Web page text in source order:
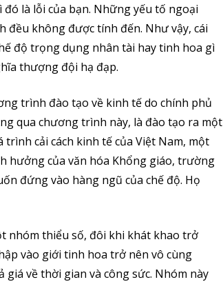
là lỗi của bạn. Những yếu tố ngoại
đều không được tính đến. Như vậy, cái
độ trọng dụng nhân tài hay tinh hoa gì
thượng đội hạ đạp.
trình đào tạo về kinh tế do chính phủ
qua chương trình này, là đào tạo ra một
cải cách kinh tế của Việt Nam, một
hưởng của văn hóa Khổng giáo, trường
đứng vào hàng ngũ của chế độ. Họ
nhóm thiểu số, đôi khi khát khao trở
vào giới tinh hoa trở nên vô cùng
về thời gian và công sức. Nhóm này